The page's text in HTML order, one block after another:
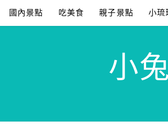
國內景點 吃美食 親子景點 小琉
小